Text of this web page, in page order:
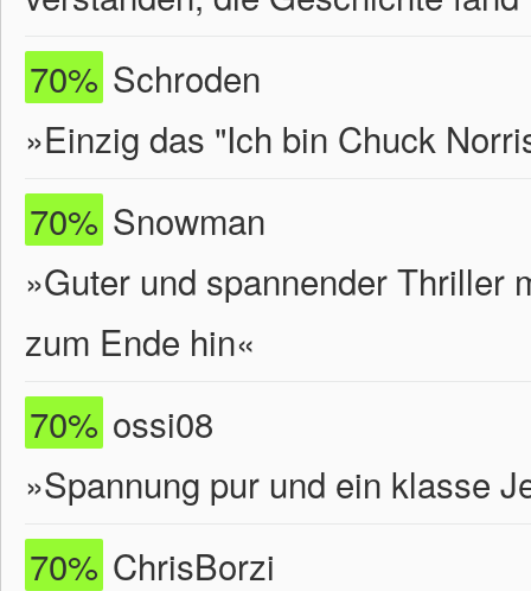
70% Schroden
»Einzig das "Ich bin Chuck
70% Snowman
»Guter und spannender Thriller
zum Ende hin«
70% ossi08
»Spannung pur und ein klasse
70% ChrisBorzi